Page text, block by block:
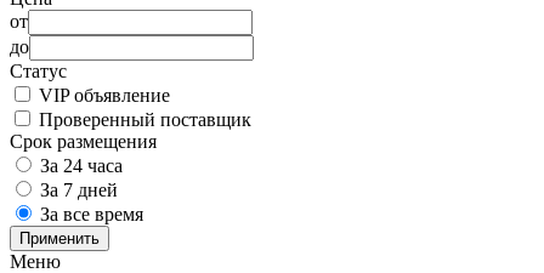
от
до
Статус
VIP объявление
Проверенный поставщик
Срок размещения
За 24 часа
За 7 дней
За все время
Применить
Меню